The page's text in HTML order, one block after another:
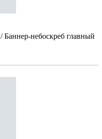
/ Баннер-небоскреб главный